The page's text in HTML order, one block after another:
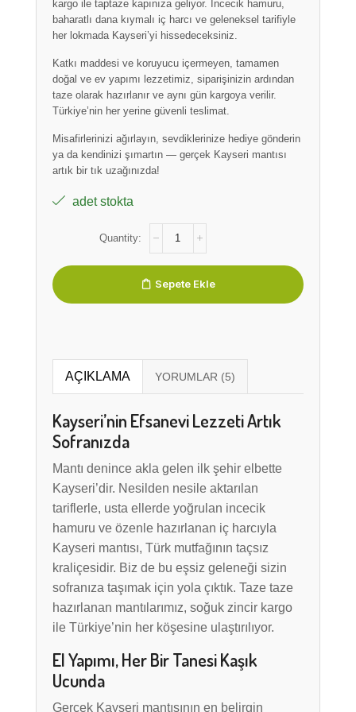
kargo ile taptaze kapınıza geliyor. İncecik hamuru,
baharatlı dana kıymalı iç harcı ve geleneksel tarifiyle
her lokmada Kayseri’yi hissedeceksiniz.
Katkı maddesi ve koruyucu içermeyen, tamamen
doğal ve ev yapımı lezzetimiz, siparişinizin ardından
taze olarak hazırlanır ve aynı gün kargoya verilir.
Türkiye’nin her yerine güvenli teslimat.
Misafirlerinizi ağırlayın, sevdiklerinize hediye gönderin
ya da kendinizi şımartın — gerçek Kayseri mantısı
artık bir tık uzağınızda!
adet stokta
Sepete Ekle
AÇIKLAMA
Kayseri’nin Efsanevi Lezzeti Artık
Sofranızda
Mantı denince akla gelen ilk şehir elbette
Kayseri’dir. Nesilden nesile aktarılan
tariflerle, usta ellerde yoğrulan incecik
hamuru ve özenle hazırlanan iç harcıyla
Kayseri mantısı, Türk mutfağının taçsız
kraliçesidir. Biz de bu eşsiz geleneği sizin
sofranıza taşımak için yola çıktık. Taze taze
hazırlanan mantılarımız, soğuk zincir kargo
ile Türkiye’nin her köşesine ulaştırılıyor.
El Yapımı, Her Bir Tanesi Kaşık
Ucunda
Gerçek Kayseri mantısının en belirgin